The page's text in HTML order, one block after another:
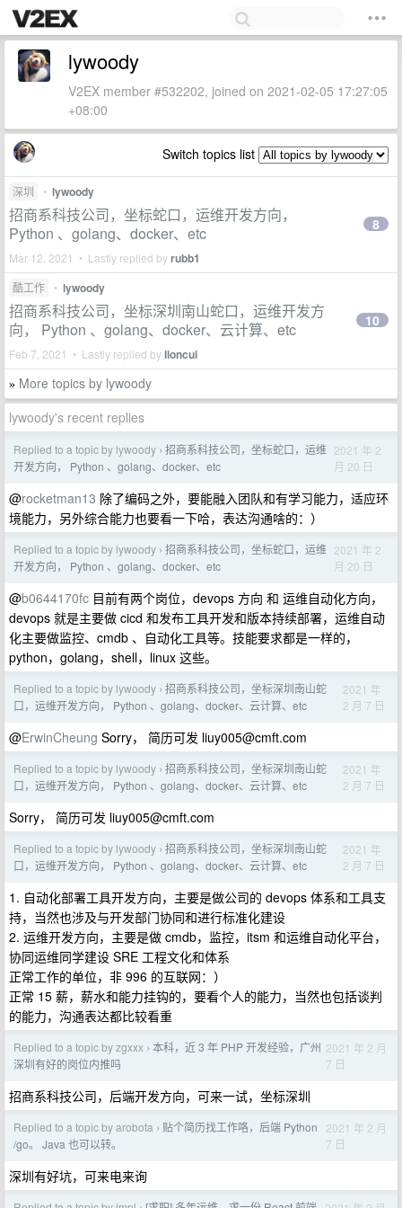
lywoody
V2EX member #532202, joined on 2021-02-05 17:27:05
+08:00
Switch topics list
深圳 • lywoody
招商系科技公司，坐标蛇口，运维开发方向，
Python 、golang、docker、etc
Mar 12, 2021 • Lastly replied byrubb1
8
酷工作 • lywoody
招商系科技公司，坐标深圳南山蛇口，运维开发方
向， Python 、golang、docker、云计算、etc
Feb 7, 2021 • Lastly replied bylioncui
10
» More topics by lywoody
lywoody's recent replies
Replied to a topic by lywoody › 招商系科技公司，坐标蛇口，运维
开发方向， Python 、golang、docker、etc
2021 年 2
月 20 日
@rocketman13 除了编码之外，要能融入团队和有学习能力，适应环
境能力，另外综合能力也要看一下哈，表达沟通啥的：）
Replied to a topic by lywoody › 招商系科技公司，坐标蛇口，运维
开发方向， Python 、golang、docker、etc
2021 年 2
月 20 日
@b0644170fc 目前有两个岗位，devops 方向 和 运维自动化方向，
devops 就是主要做 cicd 和发布工具开发和版本持续部署，运维自动
化主要做监控、cmdb 、自动化工具等。技能要求都是一样的，
python，golang，shell，linux 这些。
Replied to a topic by lywoody › 招商系科技公司，坐标深圳南山蛇
口，运维开发方向， Python 、golang、docker、云计算、etc
2021 年
2 月 7 日
@ErwinCheung Sorry， 简历可发 liuy005@cmft.com
Replied to a topic by lywoody › 招商系科技公司，坐标深圳南山蛇
口，运维开发方向， Python 、golang、docker、云计算、etc
2021 年
2 月 7 日
Sorry， 简历可发 liuy005@cmft.com
Replied to a topic by lywoody › 招商系科技公司，坐标深圳南山蛇
口，运维开发方向， Python 、golang、docker、云计算、etc
2021 年
2 月 7 日
1. 自动化部署工具开发方向，主要是做公司的 devops 体系和工具支
持，当然也涉及与开发部门协同和进行标准化建设
2. 运维开发方向，主要是做 cmdb，监控，itsm 和运维自动化平台，
协同运维同学建设 SRE 工程文化和体系
正常工作的单位，非 996 的互联网：）
正常 15 薪，薪水和能力挂钩的，要看个人的能力，当然也包括谈判
的能力，沟通表达都比较看重
Replied to a topic by zgxxx › 本科，近 3 年 PHP 开发经验，广州
深圳有好的岗位内推吗
2021 年 2 月
7 日
招商系科技公司，后端开发方向，可来一试，坐标深圳
Replied to a topic by arobota › 贴个简历找工作咯，后端 Python
/go。 Java 也可以转。
2021 年 2 月
7 日
深圳有好坑，可来电来询